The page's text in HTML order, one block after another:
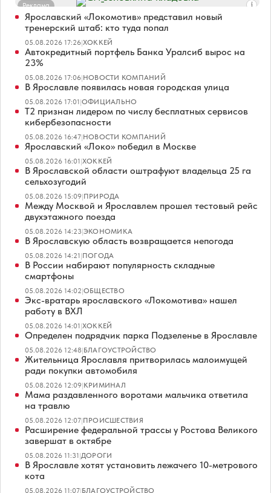
Реклама
Ярославский «Локомотив» представил новый
тренерский штаб: кто туда попал
05.08.2026 17:26|ХОККЕЙ
Автокредитный портфель Банка Уралсиб вырос на
23%
05.08.2026 17:06|НОВОСТИ КОМПАНИЙ
В Ярославле появилась новая городская улица
05.08.2026 17:01|ОФИЦИАЛЬНО
Т2 признан лидером по числу бесплатных сервисов
кибербезопасности
05.08.2026 16:47|НОВОСТИ КОМПАНИЙ
Ярославский «Локо» победил в Москве
05.08.2026 16:01|ХОККЕЙ
В Ярославской области оштрафуют владельца 25 га
сельхозугодий
05.08.2026 15:09|ПРИРОДА
Между Москвой и Ярославлем прошел тестовый рейс
двухэтажного поезда
05.08.2026 14:23|ЭКОНОМИКА
В Ярославскую область возвращается непогода
05.08.2026 14:21|ПОГОДА
В России набирают популярность складные
смартфоны
05.08.2026 14:02|ОБЩЕСТВО
Экс-вратарь ярославского «Локомотива» нашел
работу в ВХЛ
05.08.2026 14:01|ХОККЕЙ
Определен подрядчик парка Подзеленье в Ярославле
05.08.2026 12:48|БЛАГОУСТРОЙСТВО
Жительница Ярославля притворилась малоимущей
ради покупки автомобиля
05.08.2026 12:09|КРИМИНАЛ
Мама раздавленного воротами мальчика ответила
на травлю
05.08.2026 12:07|ПРОИСШЕСТВИЯ
Расширение федеральной трассы у Ростова Великого
завершат в октябре
05.08.2026 11:31|ДОРОГИ
В Ярославле хотят установить лежачего 10-метрового
кота
05.08.2026 11:07|БЛАГОУСТРОЙСТВО